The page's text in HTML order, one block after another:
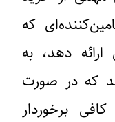
که
دهد، به
که در صورت
برخوردار